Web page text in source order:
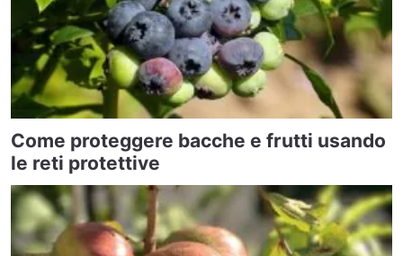
Come proteggere bacche e frutti usando
le reti protettive